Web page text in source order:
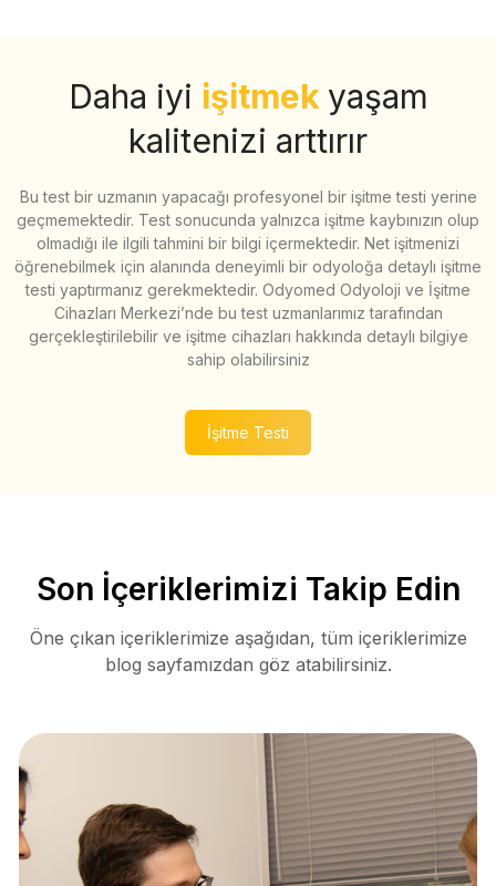
Daha iyi işitmek yaşam
kalitenizi arttırır
Bu test bir uzmanın yapacağı profesyonel bir işitme testi yerine
geçmemektedir. Test sonucunda yalnızca işitme kaybınızın olup
olmadığı ile ilgili tahmini bir bilgi içermektedir. Net işitmenizi
öğrenebilmek için alanında deneyimli bir odyoloğa detaylı işitme
testi yaptırmanız gerekmektedir. Odyomed Odyoloji ve İşitme
Cihazları Merkezi’nde bu test uzmanlarımız tarafından
gerçekleştirilebilir ve işitme cihazları hakkında detaylı bilgiye
sahip olabilirsiniz
İşitme Testi
Son İçeriklerimizi Takip Edin
Öne çıkan içeriklerimize aşağıdan, tüm içeriklerimize
blog sayfamızdan göz atabilirsiniz.